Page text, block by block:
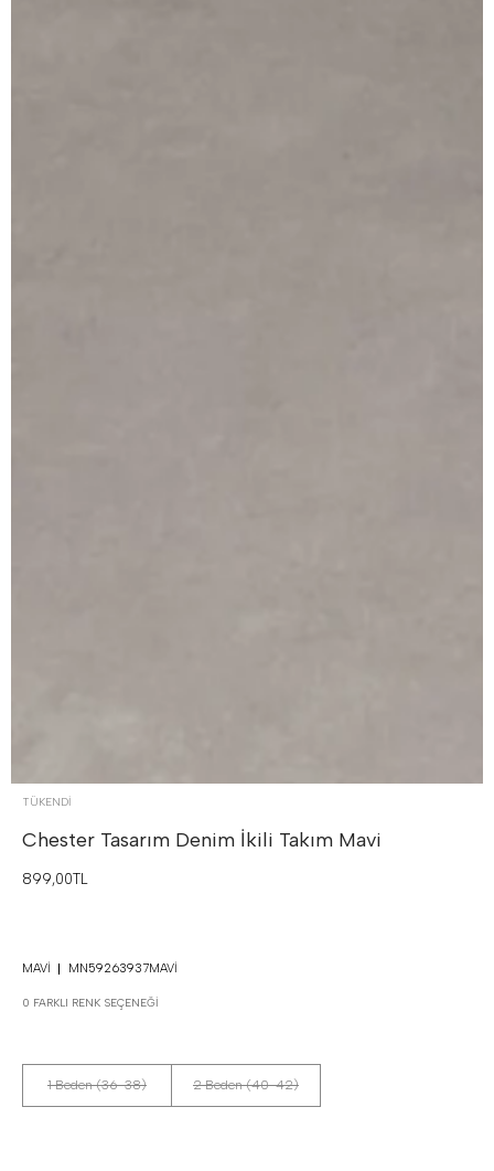
TÜKENDI
Chester Tasarım Denim İkili Takım Mavi
899,00TL
MAVI MN59263937MAVI
0 FARKLI RENK SEÇENEĞI
1 Beden (36-38) 2 Beden (40-42)